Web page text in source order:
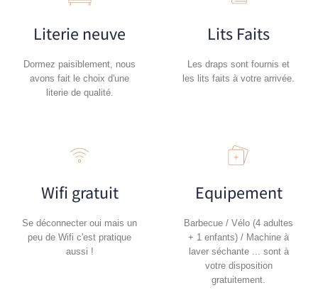
Literie neuve
Dormez paisiblement, nous
avons fait le choix d'une
literie de qualité.
Lits Faits
Les draps sont fournis et
les lits faits à votre arrivée.
Wifi gratuit
Se déconnecter oui mais un
peu de Wifi c'est pratique
aussi !
Equipement
Barbecue / Vélo (4 adultes
+ 1 enfants) / Machine à
laver séchante ... sont à
votre disposition
gratuitement.